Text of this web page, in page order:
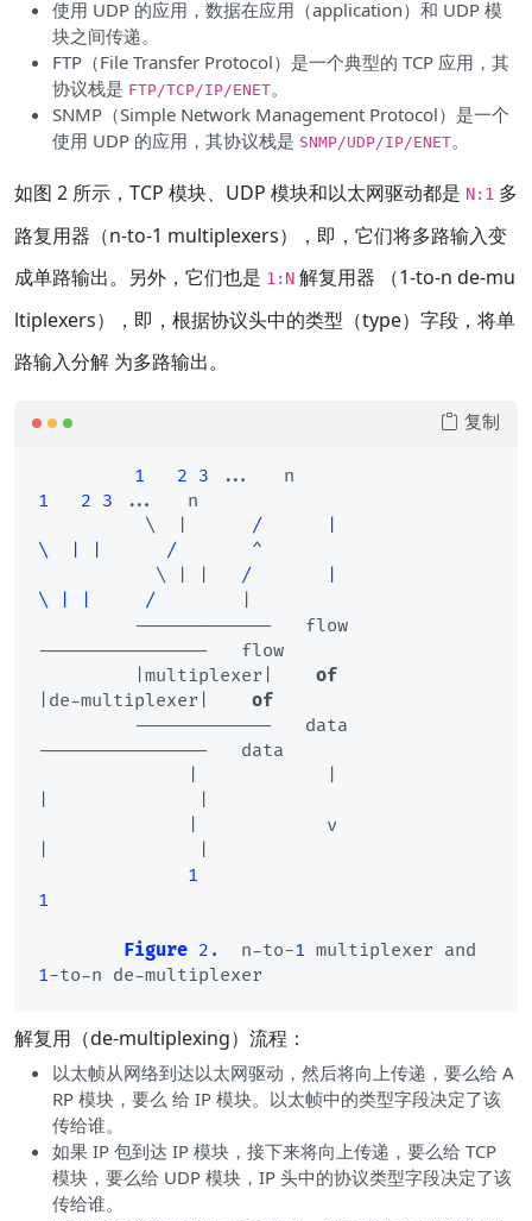
使用 UDP 的应用，数据在应用（application）和 UDP 模
块之间传递。
FTP（File Transfer Protocol）是一个典型的 TCP 应用，其
协议栈是 FTP/TCP/IP/ENET。
SNMP（Simple Network Management Protocol）是一个
使用 UDP 的应用，其协议栈是 SNMP/UDP/IP/ENET。
如图 2 所示，TCP 模块、UDP 模块和以太网驱动都是 N:1 多
路复用器（n-to-1 multiplexers），即，它们将多路输入变
成单路输出。另外，它们也是 1:N 解复用器 （1-to-n de-mu
ltiplexers），即，根据协议头中的类型（type）字段，将单
路输入分解 为多路输出。
1 2 3
1
2 3 ...   n
          \  |
/      |
\  | |      /
       ^
           \ | |
/       |
\ | |     /
----------------   flow
         |multiplexer|
of
|de-multiplexer| of
----------------   data
1
1
Figure 2.
  n-to-
1
1
复制
解复用（de-multiplexing）流程：
以太帧从网络到达以太网驱动，然后将向上传递，要么给 A
RP 模块，要么 给 IP 模块。以太帧中的类型字段决定了该
传给谁。
如果 IP 包到达 IP 模块，接下来将向上传递，要么给 TCP
模块，要么给 UDP 模块，IP 头中的协议类型字段决定了该
传给谁。